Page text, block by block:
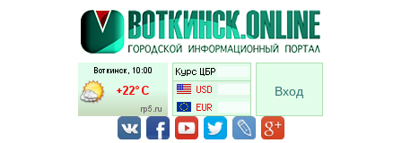
Перейти к основному содержанию
Вход